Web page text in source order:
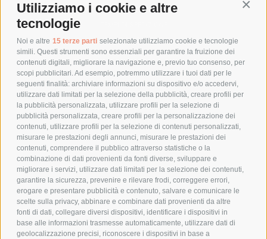
Utilizziamo i cookie e altre
tecnologie
Noi e altre 15 terze parti selezionate utilizziamo cookie e tecnologie
simili. Questi strumenti sono essenziali per garantire la fruizione dei
contenuti digitali, migliorare la navigazione e, previo tuo consenso, per
scopi pubblicitari. Ad esempio, potremmo utilizzare i tuoi dati per le
seguenti finalità: archiviare informazioni su dispositivo e/o accedervi,
utilizzare dati limitati per la selezione della pubblicità, creare profili per
la pubblicità personalizzata, utilizzare profili per la selezione di
pubblicità personalizzata, creare profili per la personalizzazione dei
contenuti, utilizzare profili per la selezione di contenuti personalizzati,
misurare le prestazioni degli annunci, misurare le prestazioni dei
contenuti, comprendere il pubblico attraverso statistiche o la
combinazione di dati provenienti da fonti diverse, sviluppare e
migliorare i servizi, utilizzare dati limitati per la selezione dei contenuti,
garantire la sicurezza, prevenire e rilevare frodi, correggere errori,
erogare e presentare pubblicità e contenuto, salvare e comunicare le
scelte sulla privacy, abbinare e combinare dati provenienti da altre
fonti di dati, collegare diversi dispositivi, identificare i dispositivi in
base alle informazioni trasmesse automaticamente, utilizzare dati di
geolocalizzazione precisi, riconoscere i dispositivi in base a
COSTI DI SPEDIZIONE
POLITICA DI RESO
POLICY
PRIVACY POLICY
COOKIE POLICY
PAGAMENTI SICURI
AZIENDA
CHI SIAMO
MARCHI TRATTATI
CONDOMINI